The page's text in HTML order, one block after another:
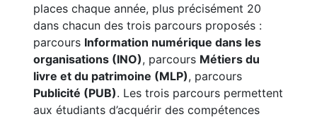
places chaque année, plus précisément 20
dans chacun des trois parcours proposés :
parcours Information numérique dans les
organisations (INO), parcours Métiers du
livre et du patrimoine (MLP), parcours
Publicité (PUB). Les trois parcours permettent
aux étudiants d’acquérir des compétences